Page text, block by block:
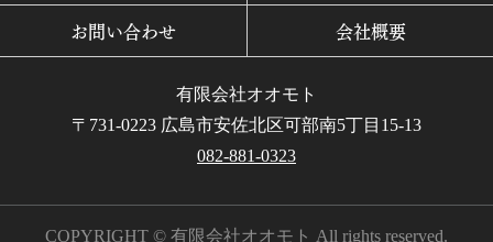
お問い合わせ
会社概要
有限会社オオモト
〒731-0223 広島市安佐北区可部南5丁目15-13
082-881-0323
COPYRIGHT © 有限会社オオモト All rights reserved.